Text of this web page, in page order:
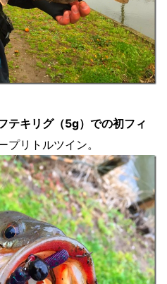
テキリグ（5g）での初フィ
プリトルツイン。